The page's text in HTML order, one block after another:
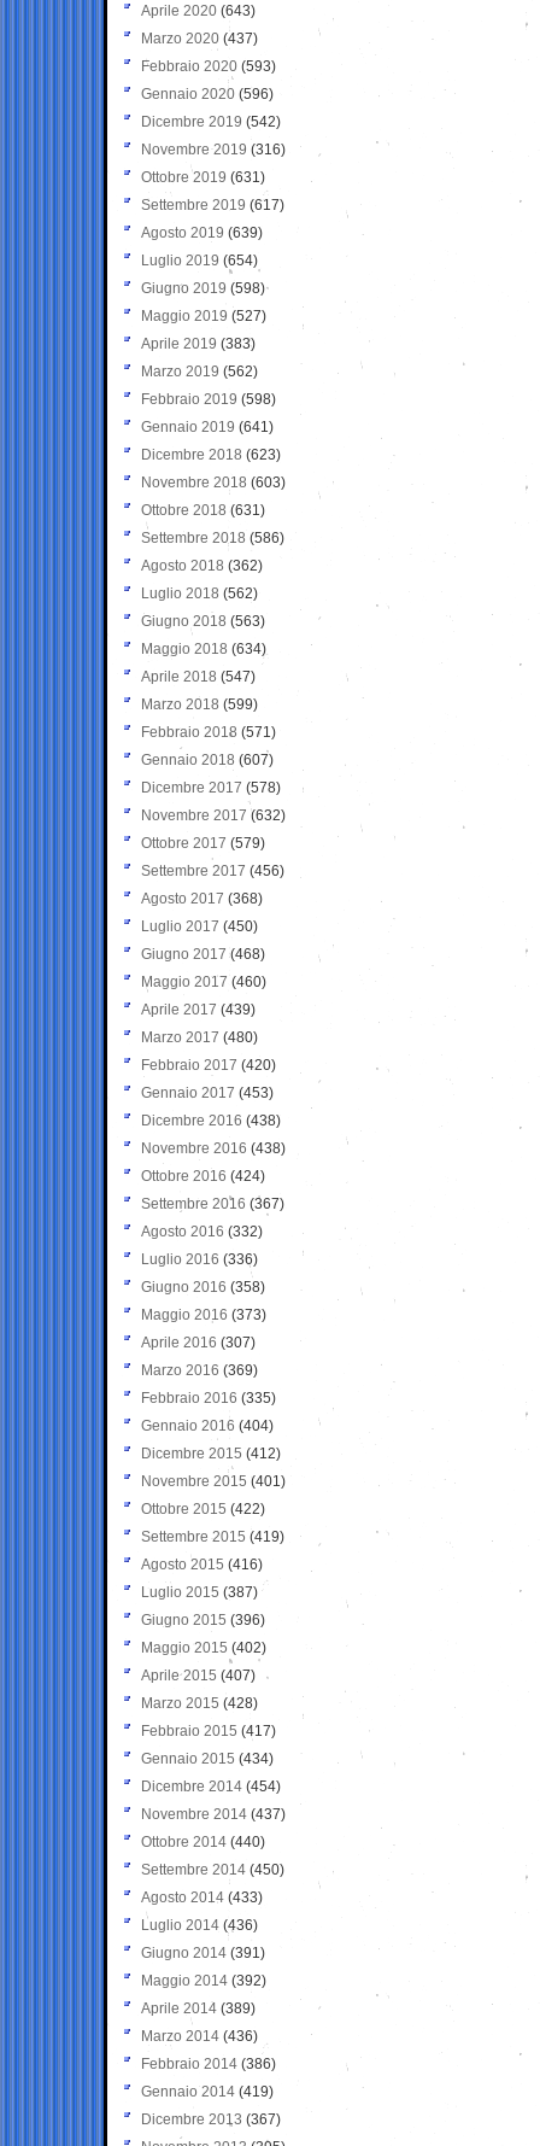
Aprile 2020 (643)
Marzo 2020 (437)
Febbraio 2020 (593)
Gennaio 2020 (596)
Dicembre 2019 (542)
Novembre 2019 (316)
Ottobre 2019 (631)
Settembre 2019 (617)
Agosto 2019 (639)
Luglio 2019 (654)
Giugno 2019 (598)
Maggio 2019 (527)
Aprile 2019 (383)
Marzo 2019 (562)
Febbraio 2019 (598)
Gennaio 2019 (641)
Dicembre 2018 (623)
Novembre 2018 (603)
Ottobre 2018 (631)
Settembre 2018 (586)
Agosto 2018 (362)
Luglio 2018 (562)
Giugno 2018 (563)
Maggio 2018 (634)
Aprile 2018 (547)
Marzo 2018 (599)
Febbraio 2018 (571)
Gennaio 2018 (607)
Dicembre 2017 (578)
Novembre 2017 (632)
Ottobre 2017 (579)
Settembre 2017 (456)
Agosto 2017 (368)
Luglio 2017 (450)
Giugno 2017 (468)
Maggio 2017 (460)
Aprile 2017 (439)
Marzo 2017 (480)
Febbraio 2017 (420)
Gennaio 2017 (453)
Dicembre 2016 (438)
Novembre 2016 (438)
Ottobre 2016 (424)
Settembre 2016 (367)
Agosto 2016 (332)
Luglio 2016 (336)
Giugno 2016 (358)
Maggio 2016 (373)
Aprile 2016 (307)
Marzo 2016 (369)
Febbraio 2016 (335)
Gennaio 2016 (404)
Dicembre 2015 (412)
Novembre 2015 (401)
Ottobre 2015 (422)
Settembre 2015 (419)
Agosto 2015 (416)
Luglio 2015 (387)
Giugno 2015 (396)
Maggio 2015 (402)
Aprile 2015 (407)
Marzo 2015 (428)
Febbraio 2015 (417)
Gennaio 2015 (434)
Dicembre 2014 (454)
Novembre 2014 (437)
Ottobre 2014 (440)
Settembre 2014 (450)
Agosto 2014 (433)
Luglio 2014 (436)
Giugno 2014 (391)
Maggio 2014 (392)
Aprile 2014 (389)
Marzo 2014 (436)
Febbraio 2014 (386)
Gennaio 2014 (419)
Dicembre 2013 (367)